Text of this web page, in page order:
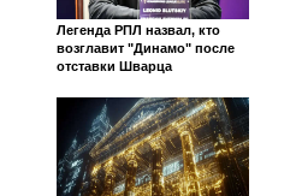
Легенда РПЛ назвал, кто
возглавит "Динамо" после
отставки Шварца